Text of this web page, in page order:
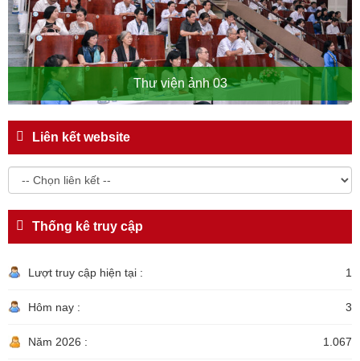
Thư viện ảnh 03
Liên kết website
Thống kê truy cập
Lượt truy cập hiện tại : 1
Hôm nay : 3
Năm 2026 : 1.067